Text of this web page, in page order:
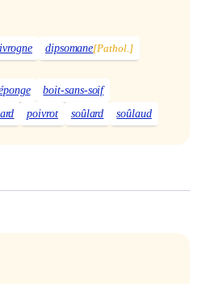
ivrogne dipsomane[Pathol.]
boit-sans-soif
poivrot soûlard soûlaud